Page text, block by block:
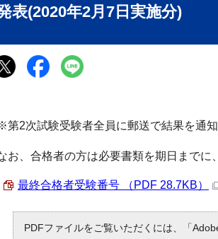
表(2020年2月7日実施分)
第2次試験受験者全員に郵送で結果を通知
お、合格者の方は必要書類を期日までに
最終合格者受験番号 （PDF 28.7KB）
PDFファイルをご覧いただくには、「